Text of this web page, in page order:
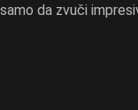
da zvuči